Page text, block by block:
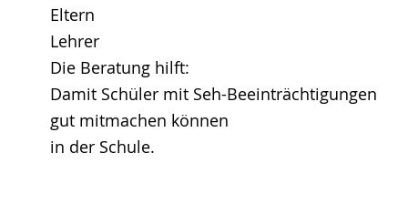
Eltern
Lehrer
Die Beratung hilft:
Damit Schüler mit Seh-Beeinträchtigungen
gut mitmachen können
in der Schule.